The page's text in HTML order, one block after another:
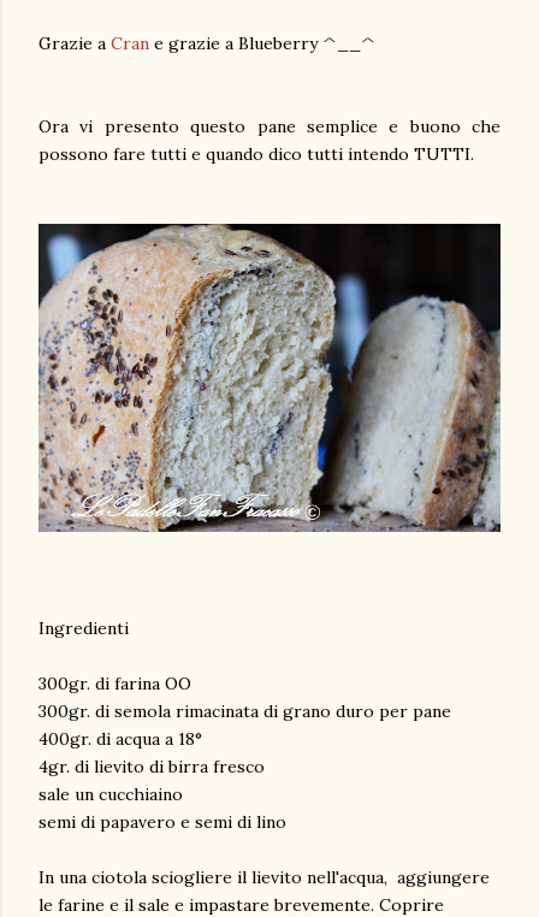
Grazie a Cran e grazie a Blueberry ^__^
Ora vi presento questo pane semplice e buono che
possono fare tutti e quando dico tutti intendo TUTTI.
Ingredienti
300gr. di farina OO
300gr. di semola rimacinata di grano duro per pane
400gr. di acqua a 18°
4gr. di lievito di birra fresco
sale un cucchiaino
semi di papavero e semi di lino
In una ciotola sciogliere il lievito nell'acqua, aggiungere
le farine e il sale e impastare brevemente. Coprire